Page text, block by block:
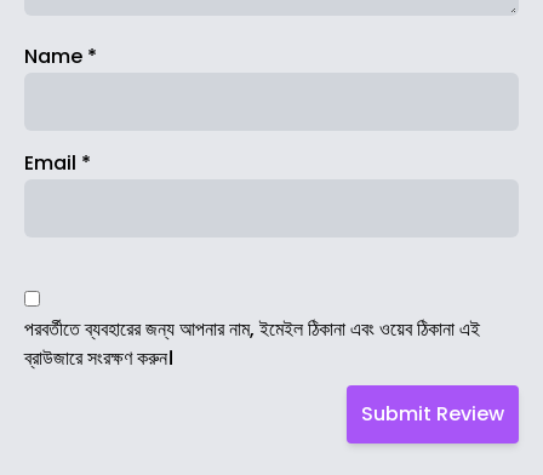
Name *
Email *
পরবর্তীতে ব্যবহারের জন্য আপনার নাম, ইমেইল ঠিকানা এবং ওয়েব ঠিকানা এই
ব্রাউজারে সংরক্ষণ করুন।